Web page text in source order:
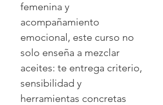
femenina y
acompañamiento
emocional, este curso no
solo enseña a mezclar
aceites: te entrega criterio,
sensibilidad y
herramientas concretas